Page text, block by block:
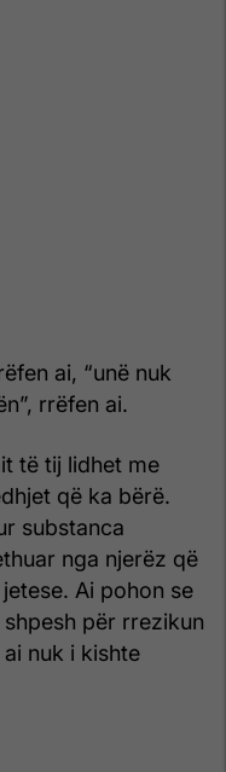
ai, “unë nuk
rrëfen ai.
të tij lidhet me
që ka bërë.
substanca
nga njerëz që
Ai pohon se
për rrezikun
nuk i kishte